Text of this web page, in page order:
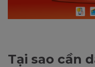
Tại sao cần